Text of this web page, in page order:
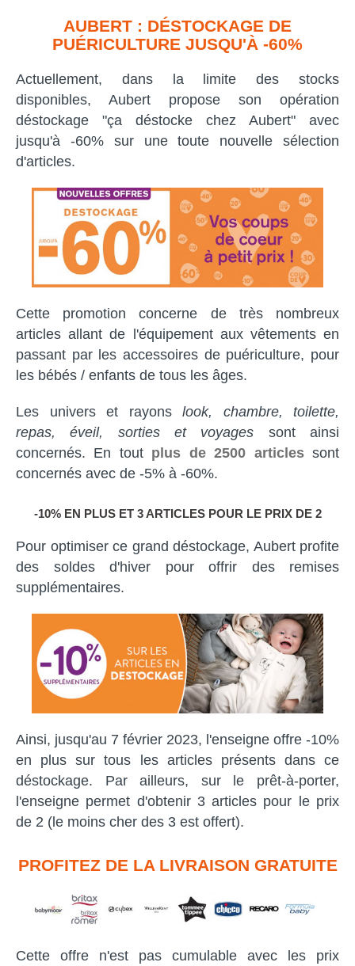
AUBERT : DÉSTOCKAGE DE
PUÉRICULTURE JUSQU'À -60%
Actuellement, dans la limite des stocks
disponibles, Aubert propose son opération
déstockage "ça déstocke chez Aubert" avec
jusqu'à -60% sur une toute nouvelle sélection
d'articles.
Cette promotion concerne de très nombreux
articles allant de l'équipement aux vêtements en
passant par les accessoires de puériculture, pour
les bébés / enfants de tous les âges.
Les univers et rayons look, chambre, toilette,
repas, éveil, sorties et voyages sont ainsi
concernés. En tout plus de 2500 articlessont
concernés avec de -5% à -60%.
-10% EN PLUS ET 3 ARTICLES POUR LE PRIX DE 2
Pour optimiser ce grand déstockage, Aubert profite
des soldes d'hiver pour offrir des remises
supplémentaires.
Ainsi, jusqu'au 7 février 2023, l'enseigne offre -10%
en plus sur tous les articles présents dans ce
déstockage. Par ailleurs, sur le prêt-à-porter,
l'enseigne permet d'obtenir 3 articles pour le prix
de 2 (le moins cher des 3 est offert).
PROFITEZ DE LA LIVRAISON GRATUITE
Cette offre n'est pas cumulable avec les prix